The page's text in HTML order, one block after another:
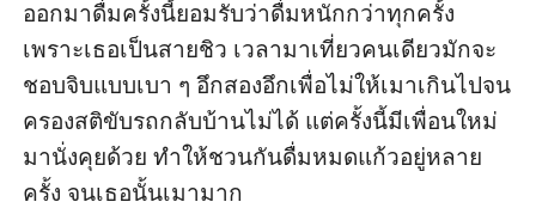
ออกมาดื่มครั้งนี้ยอมรับว่าดื่มหนักกว่าทุกครั้ง
เพราะเธอเป็นสายชิว เวลามาเที่ยวคนเดียวมักจะ
ชอบจิบแบบเบา ๆ อึกสองอึกเพื่อไม่ให้เมาเกินไปจน
ครองสติขับรถกลับบ้านไม่ได้ แต่ครั้งนี้มีเพื่อนใหม่
มานั่งคุยด้วย ทำให้ชวนกันดื่มหมดแก้วอยู่หลาย
ครั้ง จนเธอนั้นเมามาก